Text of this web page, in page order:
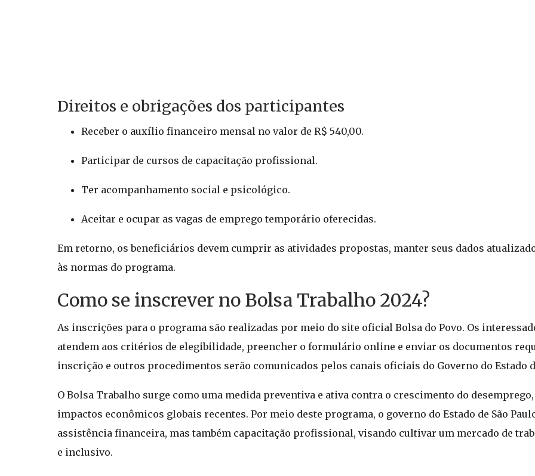
Direitos e obrigações dos participantes
Receber o auxílio financeiro mensal no valor de R$ 540,00.
Participar de cursos de capacitação profissional.
Ter acompanhamento social e psicológico.
Aceitar e ocupar as vagas de emprego temporário oferecidas.
Em retorno, os beneficiários devem cumprir as atividades propostas, manter seus dados
às normas do programa.
Como se inscrever no Bolsa Trabalho 2024?
As inscrições para o programa são realizadas por meio do site oficial Bolsa do Povo. Os
atendem aos critérios de elegibilidade, preencher o formulário online e enviar os documentos
inscrição e outros procedimentos serão comunicados pelos canais oficiais do Governo do Estado
O Bolsa Trabalho surge como uma medida preventiva e ativa contra o crescimento do
impactos econômicos globais recentes. Por meio deste programa, o governo do Estado de São
assistência financeira, mas também capacitação profissional, visando cultivar um mercado de
e inclusivo.